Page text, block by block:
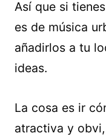
Así que si
es de música
añadirlos a tu
ideas.
La cosa es ir
atractiva y